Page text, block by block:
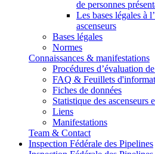
de personnes
Les bases légales à
ascenseurs
Bases légales
Normes
Connaissances & manifestations
Procédures d’évaluation
FAQ & Feuillets
Fiches de données
Statistique des ascenseurs
Liens
Manifestations
Team & Contact
Inspection Fédérale des Pipelines